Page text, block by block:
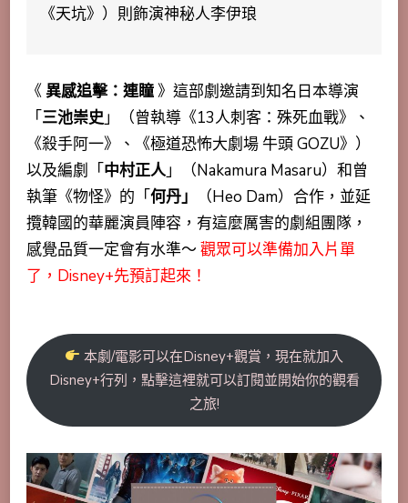
《天坑》） 則飾演神秘人李伊琅
《 異感追擊：連瞳》這部劇邀請到知名日本導演
「三池崇史」（曾執導《13人刺客：殊死血戰》、
《殺手阿一》、《極道恐怖大劇場 牛頭 GOZU》）
以及編劇「中村正人」（Nakamura Masaru）和曾
執筆《物怪》的「何丹」
（Heo Dam）合作，並延
攬韓國的華麗演員陣容，有這麼厲害的劇組團隊，
感覺品質一定會有水準～ 觀眾可以準備加入片單
了，Disney+先預訂起來！
本劇/電影可以在Disney+觀賞，現在就加入
Disney+行列，點擊這裡就可以訂閱並開始你的觀看
之旅!